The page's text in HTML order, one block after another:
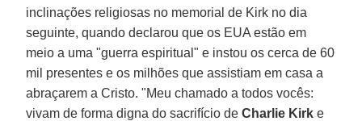
inclinações religiosas no memorial de Kirk no dia
seguinte, quando declarou que os EUA estão em
meio a uma "guerra espiritual" e instou os cerca de 60
mil presentes e os milhões que assistiam em casa a
abraçarem a Cristo. "Meu chamado a todos vocês:
vivam de forma digna do sacrifício deCharlie Kirk e